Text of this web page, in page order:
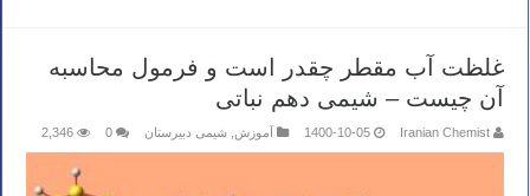
غلظت آب مقطر چقدر است و فرمول محاسبه
آن چیست – شیمی دهم نباتی
Iranian Chemist
1400-10-05 آموزش شیمی دبیرستان 0
2,346